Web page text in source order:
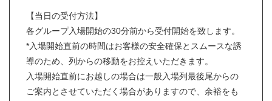
【当日の受付方法】
各グループ入場開始の30分前から受付開始を致します。
*入場開始直前の時間はお客様の安全確保とスムースな誘
導のため、列からの移動をお控えいただきます。
入場開始直前にお越しの場合は一般入場列最後尾からの
ご案内とさせていただく場合がありますので、余裕をも